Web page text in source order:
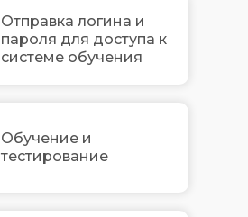
Отправка логина и
пароля для доступа к
системе обучения
Обучение и
тестирование